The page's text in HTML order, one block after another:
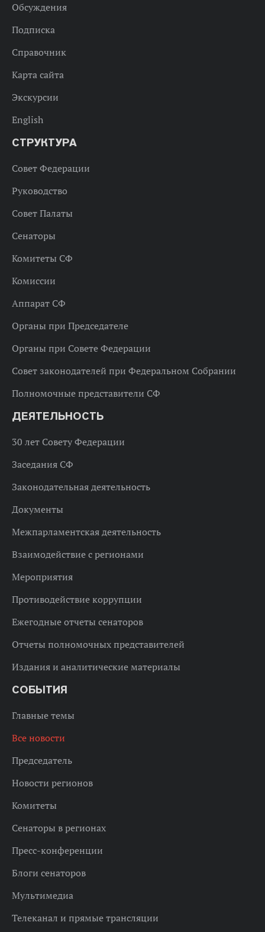
Обсуждения
Подписка
Справочник
Карта сайта
Экскурсии
English
СТРУКТУРА
Совет Федерации
Руководство
Совет Палаты
Сенаторы
Комитеты СФ
Комиссии
Аппарат СФ
Органы при Председателе
Органы при Совете Федерации
Совет законодателей при Федеральном Собрании
Полномочные представители СФ
ДЕЯТЕЛЬНОСТЬ
30 лет Совету Федерации
Заседания СФ
Законодательная деятельность
Документы
Межпарламентская деятельность
Взаимодействие с регионами
Мероприятия
Противодействие коррупции
Ежегодные отчеты сенаторов
Отчеты полномочных представителей
Издания и аналитические материалы
СОБЫТИЯ
Главные темы
Все новости
Председатель
Новости регионов
Комитеты
Сенаторы в регионах
Пресс-конференции
Блоги сенаторов
Мультимедиа
Телеканал и прямые трансляции